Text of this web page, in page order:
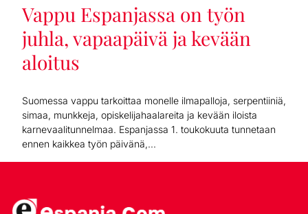
Vappu Espanjassa on työn
juhla, vapaapäivä ja kevään
aloitus
Suomessa vappu tarkoittaa monelle ilmapalloja, serpentiiniä,
simaa, munkkeja, opiskelijahaalareita ja kevään iloista
karnevaalitunnelmaa. Espanjassa 1. toukokuuta tunnetaan
ennen kaikkea työn päivänä,...